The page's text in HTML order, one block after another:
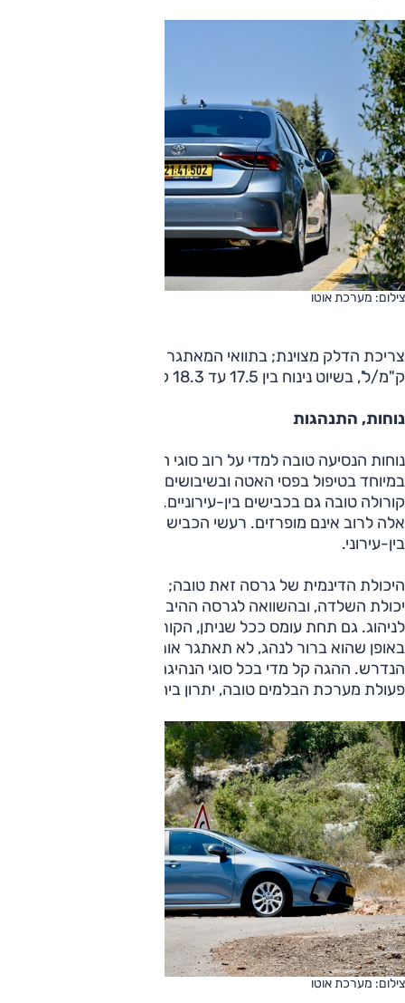
צילום: מערכת אוטו
ק"מ/ל', בשיוט נינוח בין 17.5 עד 18.3 ק"מ/ל'. בהחלט מרשים.
נוחות, התנהגות
נוחות הנסיעה טובה למדי על רוב סוגי הכבישים, ובעיר הדבר בלט
במיוחד בטיפול בפסי האטה ובשיבושים גדולים. נוחות הנסיעה של
קורולה טובה גם בכבישים בין-עירוניים. גלי כביש מורגשים, אך
אלה לרוב אינם מופרזים. רעשי הכביש והרוח נשמעים בשיוט
בין-עירוני.
היכולת הדינמית של גרסה זאת טובה; אין כאן כוח שיאתגר את
יכולת השלדה, ובהשוואה לגרסה ההיברידית, זאת קלילה יותר
לניהוג. גם תחת עומס ככל שניתן, הקורולה הזאת מתנהלת
באופן שהוא ברור לנהג, לא תאתגר אותו ותעניק את הביטחון
הנדרש. ההגה קל מדי בכל סוגי הנהיגה (פרט לחנייה, כמובן).
פעולת מערכת הבלמים טובה, יתרון ביחס לגרסה ההיברידית.
צילום: מערכת אוטו